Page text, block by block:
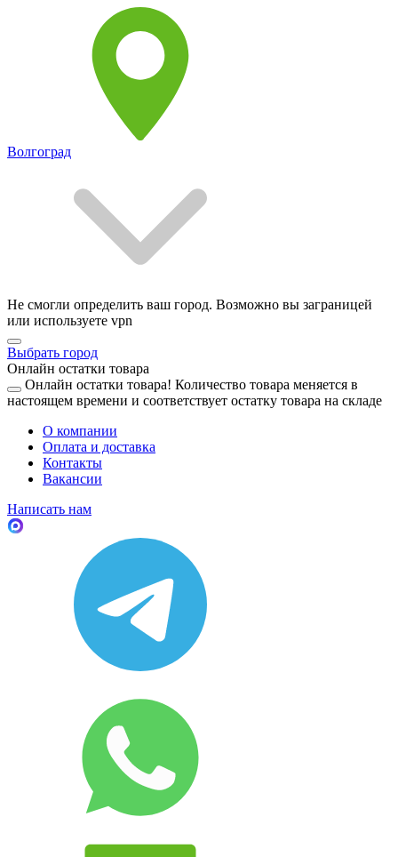
Волгоград
Не смогли определить ваш город. Возможно вы заграницей
или используете vpn
Выбрать город
Онлайн остатки товара
Онлайн остатки товара! Количество товара меняется в
настоящем времени и соответствует остатку товара на складе
О компании
Оплата и доставка
Контакты
Вакансии
Написать нам